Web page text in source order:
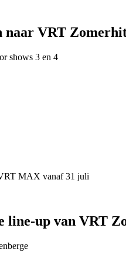
naar VRT
shows 3 en 4
MAX vanaf 31 juli
line-up van VRT